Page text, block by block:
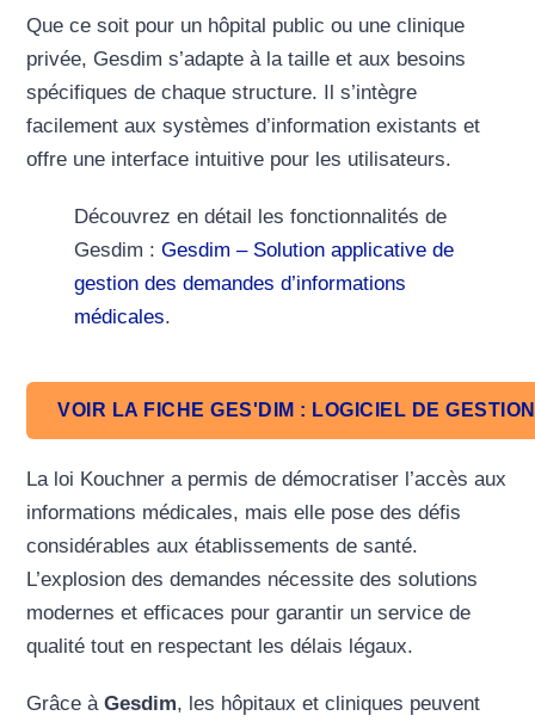
Que ce soit pour un hôpital public ou une clinique
privée, Gesdim s’adapte à la taille et aux besoins
spécifiques de chaque structure. Il s’intègre
facilement aux systèmes d’information existants et
offre une interface intuitive pour les utilisateurs.
Découvrez en détail les fonctionnalités de
Gesdim : Gesdim – Solution applicative de
gestion des demandes d’informations
médicales.
VOIR LA FICHE GES'DIM : LOGICIEL DE
La loi Kouchner a permis de démocratiser l’accès aux
informations médicales, mais elle pose des défis
considérables aux établissements de santé.
L’explosion des demandes nécessite des solutions
modernes et efficaces pour garantir un service de
qualité tout en respectant les délais légaux.
Grâce à Gesdim, les hôpitaux et cliniques peuvent